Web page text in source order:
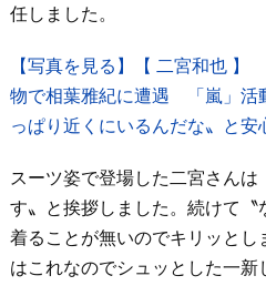
任しました。
【写真を見る】【 二宮和也
物で相葉雅紀に遭遇 「嵐」
っぱり近くにいるんだな〟と安
スーツ姿で登場した二宮さん
す〟と挨拶しました。続けて〝
着ることが無いのでキリッとし
はこれなのでシュッとした一新